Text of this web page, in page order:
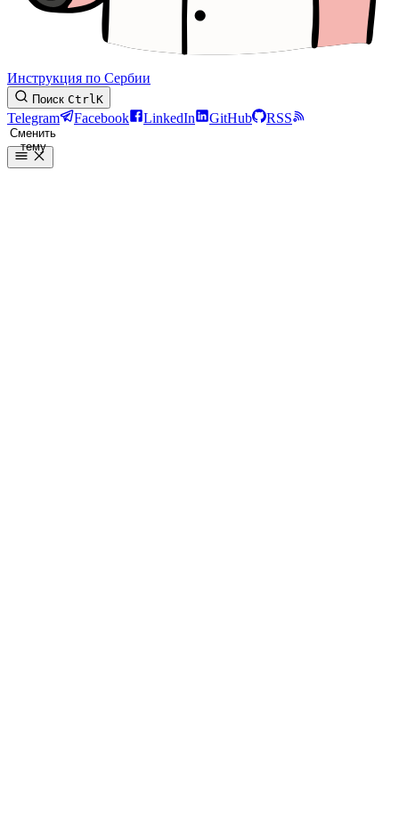
Инструкция по Сербии
Поиск CtrlK
Telegram Facebook LinkedIn GitHub RSS
Сменить
тему